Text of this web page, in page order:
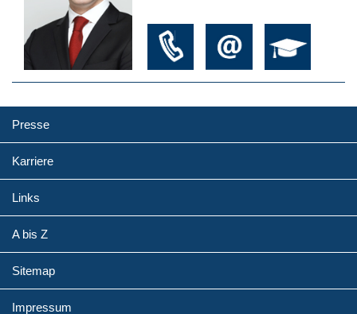
Presse
Karriere
Links
A bis Z
Sitemap
Impressum